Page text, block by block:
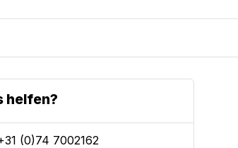
helfen?
(0)74 7002162